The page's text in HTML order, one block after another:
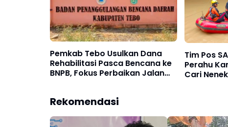
Pemkab Tebo Usulkan Dana
Rehabilitasi Pasca Bencana ke
BNPB, Fokus Perbaikan Jalan
Tim Pos
Perahu
Cari
Rekomendasi